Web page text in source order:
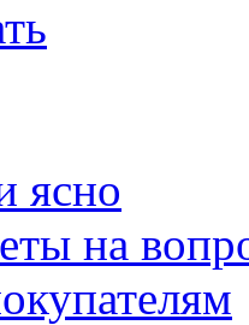
ясно
на